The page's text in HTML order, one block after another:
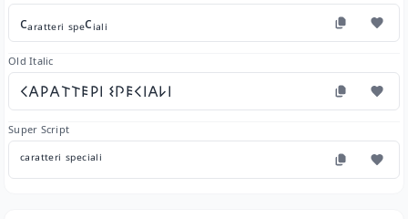
cₐᵣₐₜₜₑᵣᵢ ₛₚₑcᵢₐₗᵢ
Old Italic
𐌂𐌀𐌓𐌀𐌕𐌕𐌄𐌓𐌉 𐌔𐌐𐌄𐌂𐌉𐌀𐌋𐌉
Super Script
ᶜᵃʳᵃᵗᵗᵉʳⁱ ˢᵖᵉᶜⁱᵃˡⁱ